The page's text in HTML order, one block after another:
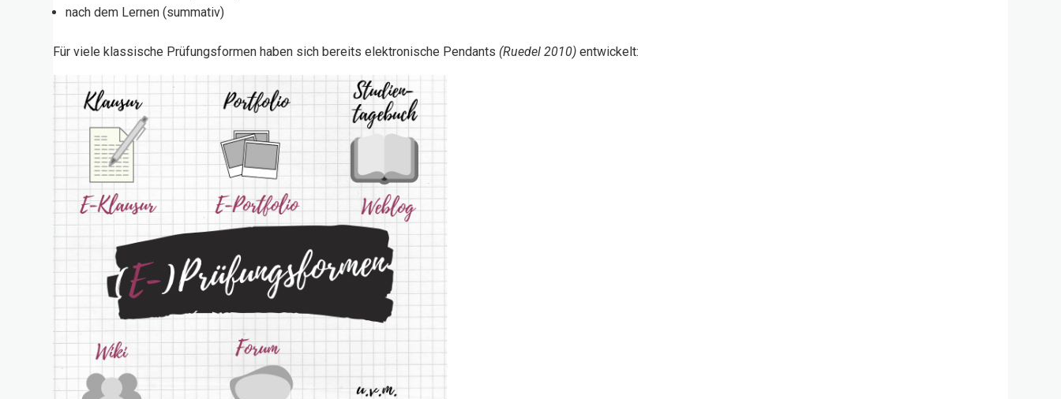
nach dem Lernen (summativ)
Für viele klassische Prüfungsformen haben sich bereits elektronische Pendants (Ruedel 2010) entwickelt: